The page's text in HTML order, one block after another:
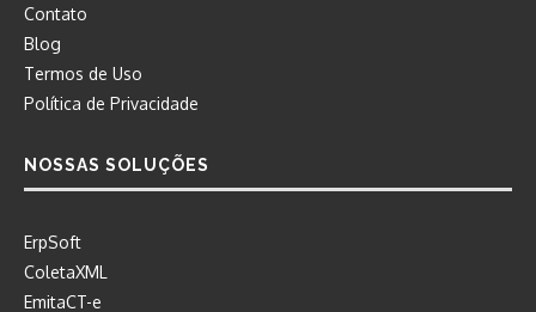
Contato
Blog
Termos de Uso
Política de Privacidade
NOSSAS SOLUÇÕES
ErpSoft
ColetaXML
EmitaCT-e